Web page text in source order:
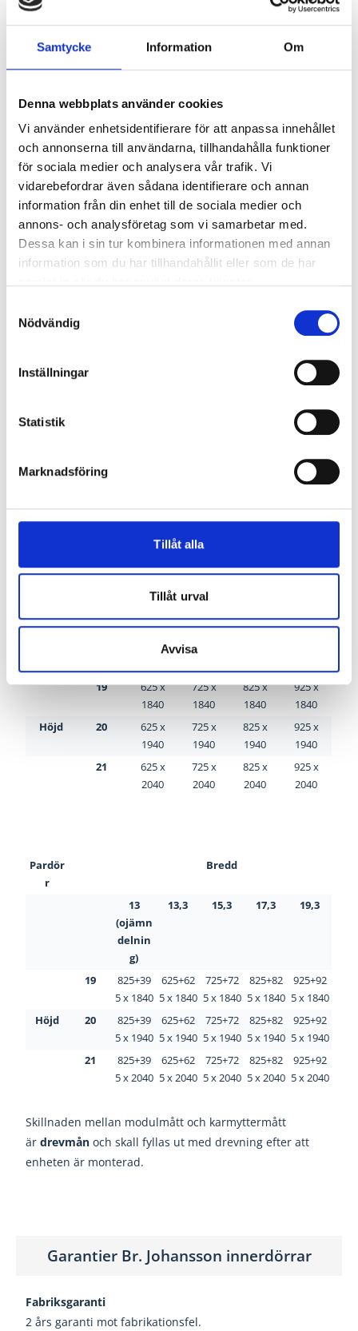
Samtycke Information Om
Denna webbplats använder cookies
Vi använder enhetsidentifierare för att anpassa innehållet
och annonserna till användarna, tillhandahålla funktioner
för sociala medier och analysera vår trafik. Vi
vidarebefordrar även sådana identifierare och annan
information från din enhet till de sociala medier och
annons- och analysföretag som vi samarbetar med.
Dessa kan i sin tur kombinera informationen med annan
information som du har tillhandahållit eller som de har
Nödvändig
Inställningar
Statistik
Marknadsföring
Tillåt alla
Tillåt urval
Avvisa
Br. Johanssons ”Innerdörr Helglas SP12” ger dig en
kompakta konstruktionen ger dig en stabil dörr
Vitmålad NCS S0502-Y
Låskista:
Ingår med nyckel
Gångjärn:
Snap-in
Dörrtjocklek:
40mm
Glas::
4 mm härdat klarglas
Hängning (höger/vänster) behöver inte bestämmas i
förväg eftersom insticksgångjärnen är symmetriska och
Måttet du väljer vid beställning är
(BxH) och
anges i decimeter (dm), det avser bredden/höjden på
(minus)10 mm.
Dörrbladsmått (själva dörren)
Enkeldö
Bredd
19
625 x
1840
725 x
1840
825 x
1840
925 x
1840
Höjd
20
625 x
1940
725 x
1940
825 x
1940
925 x
1940
21
625 x
2040
725 x
2040
825 x
2040
925 x
2040
Pardör
r
Bredd
13
(ojämn
delnin
g)
13,3 15,3 17,3 19,3
19
825+39
5 x 1840
625+62
5 x 1840
725+72
5 x 1840
825+82
5 x 1840
925+92
5 x 1840
Höjd
20
825+39
5 x 1940
625+62
5 x 1940
725+72
5 x 1940
825+82
5 x 1940
925+92
5 x 1940
21
825+39
5 x 2040
625+62
5 x 2040
725+72
5 x 2040
825+82
5 x 2040
925+92
5 x 2040
Skillnaden mellan modulmått och karmyttermått
ärdrevmån och skall fyllas ut med drevning efter att
enheten är monterad.
Garantier Br. Johansson innerdörrar
Fabriksgaranti
2 års garanti mot fabrikationsfel.